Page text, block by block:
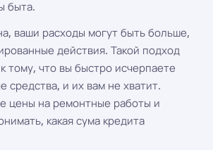
быта.
ваши расходы могут быть больше,
действия. Такой подход
тому, что вы быстро исчерпаете
средства, и их вам не хватит.
цены на ремонтные работы и
какая сума кредита